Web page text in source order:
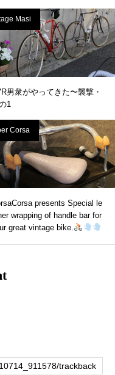
Masi
男衆がやってきた〜襲撃・
1
Corsa
presents Special le
wrapping of handle bar for
great vintage bike.